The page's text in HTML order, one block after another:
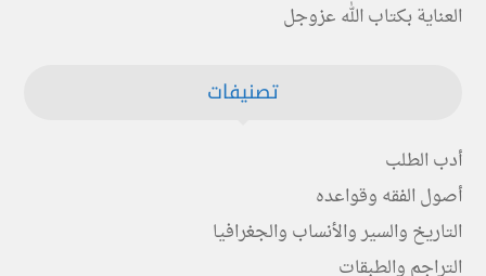
العناية بكتاب الله عزوجل
تصنيفات
أدب الطلب
أصول الفقه وقواعده
التاريخ والسير والأنساب والجغرافيا
التراجم والطبقات